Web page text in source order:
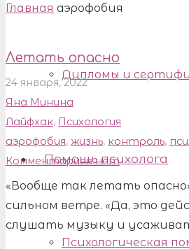
Дипломы и
Помощь психолога
Психологическая
Главная аэрофобия
Летать опасно
24 января, 2022
Яна Минина
Лайфхак, Психология
аэрофобия, жизнь, контроль,
Комментариев нет
«Вообще так летать
сильном ветре. «Да, это
слушать музыку и